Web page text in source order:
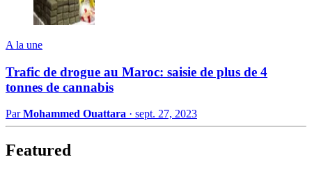
A la une
Trafic de drogue au Maroc: saisie de plus de 4
tonnes de cannabis
ParMohammed Ouattara · sept. 27, 2023
Featured